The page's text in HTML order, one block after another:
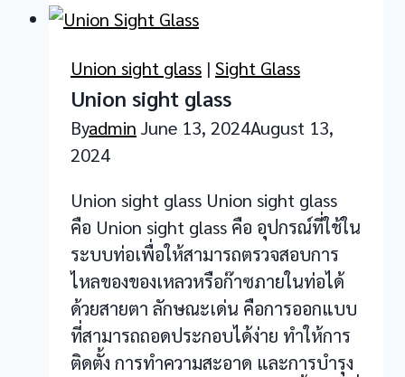
Sight
Glass
Union sight glass | Sight Glass
Union sight glass
Byadmin June 13, 2024August 13,
2024
Union sight glass Union sight glass
คือ Union sight glass คือ อุปกรณ์ที่ใช้ใน
ระบบท่อเพื่อให้สามารถตรวจสอบการ
ไหลของของเหลวหรือก๊าซภายในท่อได้
ด้วยสายตา ลักษณะเด่น คือการออกแบบ
ที่สามารถถอดประกอบได้ง่าย ทำให้การ
ติดตั้ง การทำความสะอาด และการบำรุง